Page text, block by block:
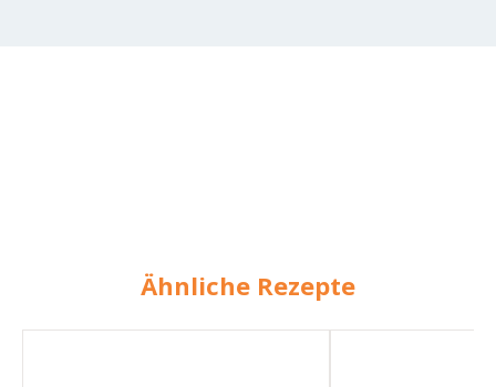
Ähnliche Rezepte